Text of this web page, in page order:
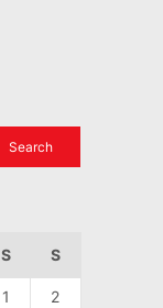
S S
1 2